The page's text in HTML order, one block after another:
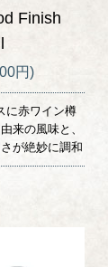
Finish
円)
に赤ワイン樽
来の風味と、
が絶妙に調和